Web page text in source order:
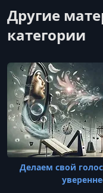
ученикам
последствия
дыхание, голос,
Другие
категории
Делаем свой